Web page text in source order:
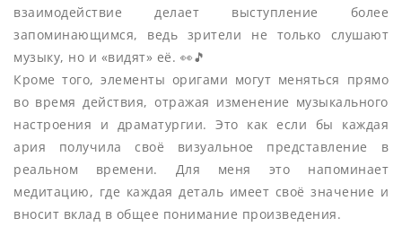
взаимодействие делает выступление более
запоминающимся, ведь зрители не только слушают
музыку, но и «видят» её. 👀🎵
Кроме того, элементы оригами могут меняться прямо
во время действия, отражая изменение музыкального
настроения и драматургии. Это как если бы каждая
ария получила своё визуальное представление в
реальном времени. Для меня это напоминает
медитацию, где каждая деталь имеет своё значение и
вносит вклад в общее понимание произведения.